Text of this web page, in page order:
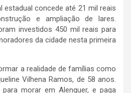
estadual concede até 21 mil reais
e ampliação de lares.
investidos 450 mil reais para
da cidade nesta primeira
a realidade de famílias como
Vilhena Ramos, de 58 anos.
morar em Alenquer, e paga